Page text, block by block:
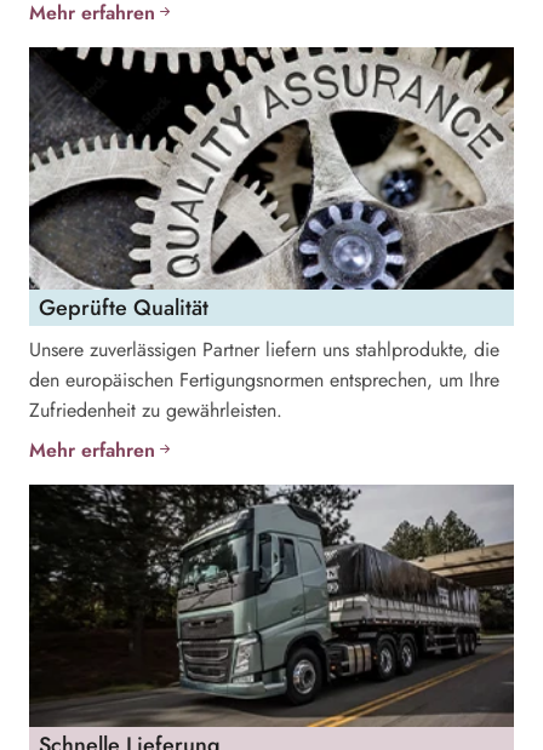
Mehr erfahren
Geprüfte Qualität
Unsere zuverlässigen Partner liefern uns stahlprodukte, die
den europäischen Fertigungsnormen entsprechen, um Ihre
Zufriedenheit zu gewährleisten.
Mehr erfahren